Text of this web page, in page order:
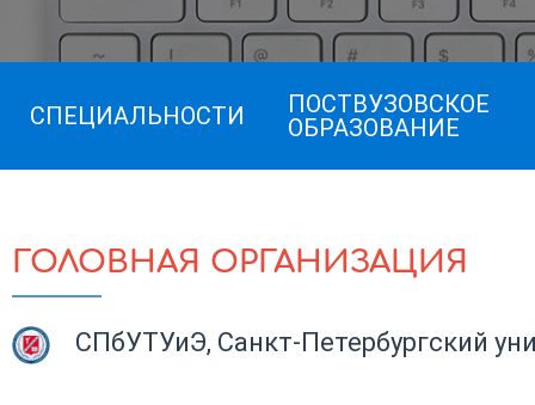
СПЕЦИАЛЬНОСТИ
ПОСТВУЗОВСКОЕ
ОБРАЗОВАНИЕ
ГОЛОВНАЯ ОРГАНИЗАЦИЯ
СПбУТУиЭ, Санкт-Петербургский